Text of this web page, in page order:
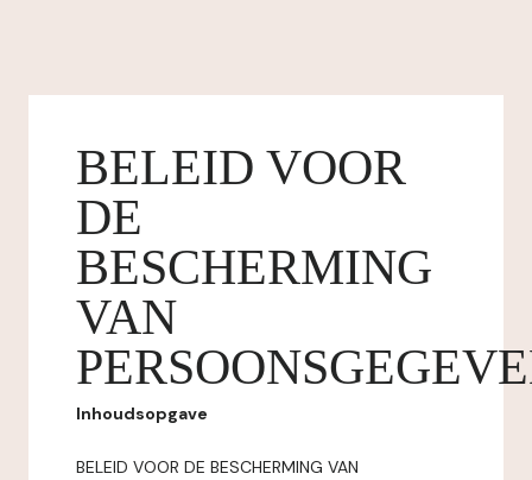
BELEID VOOR
DE
BESCHERMING
VAN
Inhoudsopgave
BELEID VOOR DE BESCHERMING VAN